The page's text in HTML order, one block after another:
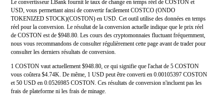
Le convertisseur LBank fournit le taux de change en temps réel de COSTON et
USD, vous permettant ainsi de convertir facilement COSTCO (ONDO
TOKENIZED STOCK)(COSTON) en USD. Cet outil utilise des données en temps
réel pour la conversion. Le résultat de la conversion actuelle indique que le prix réel
de COSTON est de $948.80. Les cours des cryptomonnaies fluctuant fréquemment,
nous vous recommandons de consulter régulièrement cette page avant de trader pour
consulter les derniers résultats de conversion.
1 COSTON vaut actuellement $948.80, ce qui signifie que l'achat de 5 COSTON
vous coûtera $4.74K. De même, 1 USD peut être converti en 0.00105397 COSTON
et 50 USD en 0.0526985 COSTON. Ces résultats de conversion n'incluent pas les
frais de plateforme ni les frais de minage.